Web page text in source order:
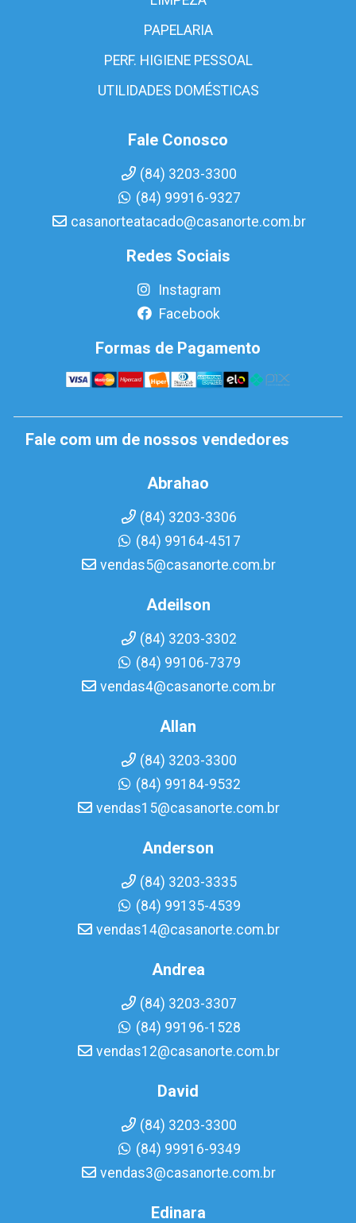
PAPELARIA
PERF. HIGIENE PESSOAL
UTILIDADES DOMÉSTICAS
Fale Conosco
(84) 3203-3300
(84) 99916-9327
casanorteatacado@casanorte.com.br
Redes Sociais
Instagram
Facebook
Formas de Pagamento
Fale com um de nossos vendedores
Abrahao
(84) 3203-3306
(84) 99164-4517
vendas5@casanorte.com.br
Adeilson
(84) 3203-3302
(84) 99106-7379
vendas4@casanorte.com.br
Allan
(84) 3203-3300
(84) 99184-9532
vendas15@casanorte.com.br
Anderson
(84) 3203-3335
(84) 99135-4539
vendas14@casanorte.com.br
Andrea
(84) 3203-3307
(84) 99196-1528
vendas12@casanorte.com.br
David
(84) 3203-3300
(84) 99916-9349
vendas3@casanorte.com.br
Edinara